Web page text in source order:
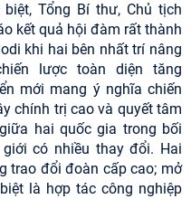
Tổng Bí thư, Chủ tịch
kết quả hội đàm rất thành
khi hai bên nhất trí nâng
lược toàn diện tăng
mới mang ý nghĩa chiến
chính trị cao và quyết tâm
hai quốc gia trong bối
có nhiều thay đổi. Hai
trao đổi đoàn cấp cao; mở
là hợp tác công nghiệp